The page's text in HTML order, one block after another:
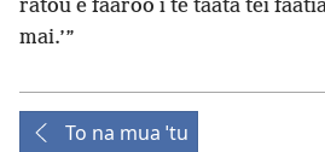
ratou e faaroo i te taata tei
mai.’”
To na mua ˈtu